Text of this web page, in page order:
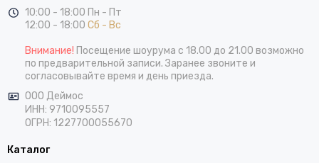
10:00 - 18:00 Пн - Пт
12:00 - 18:00 Сб - Вс
Внимание! Посещение шоурума с 18.00 до 21.00 возможно
по предварительной записи. Заранее звоните и
согласовывайте время и день приезда.
ООО Деймос
ИНН: 9710095557
ОГРН: 1227700055670
Каталог